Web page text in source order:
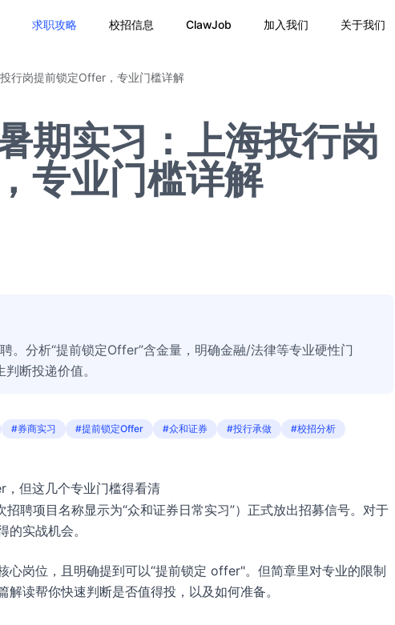
求职攻略 校招信息 ClawJob 加入我们 关于我们
行岗提前锁定Offer，专业门槛详解
期实习：上海投行岗
专业门槛详解
。分析“提前锁定Offer”含金量，明确金融/法律等专业硬性门
断投递价值。
#券商实习 #提前锁定Offer #众和证券 #投行承做 #校招分析
但这几个专业门槛得看清
聘项目名称显示为“众和证券日常实习”）正式放出招募信号。对于
实战机会。
心岗位，且明确提到可以“提前锁定 offer"。但简章里对专业的限制
读帮你快速判断是否值得投，以及如何准备。